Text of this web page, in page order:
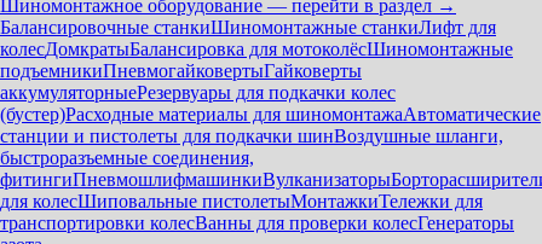
Шиномонтажное оборудование — перейти в раздел →
Балансировочные станкиШиномонтажные станкиЛифт для
колесДомкратыБалансировка для мотоколёсШиномонтажные
подъемникиПневмогайковертыГайковерты
аккумуляторныеРезервуары для подкачки колес
(бустер)Расходные материалы для шиномонтажаАвтоматические
станции и пистолеты для подкачки шинВоздушные шланги,
быстроразъемные соединения,
фитингиПневмошлифмашинкиВулканизаторы
для колесШиповальные пистолетыМонтажкиТележки для
транспортировки колесВанны для проверки колесГенераторы